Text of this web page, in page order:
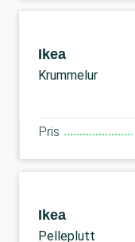
Ikea
Krummelur
Pris
Ikea
Pelleplutt